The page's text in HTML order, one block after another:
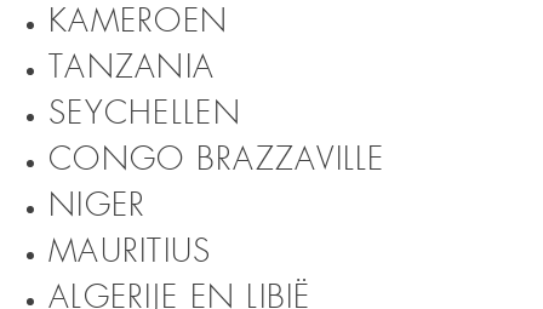
KAMEROEN
TANZANIA
SEYCHELLEN
CONGO BRAZZAVILLE
NIGER
MAURITIUS
ALGERIJE EN LIBIË